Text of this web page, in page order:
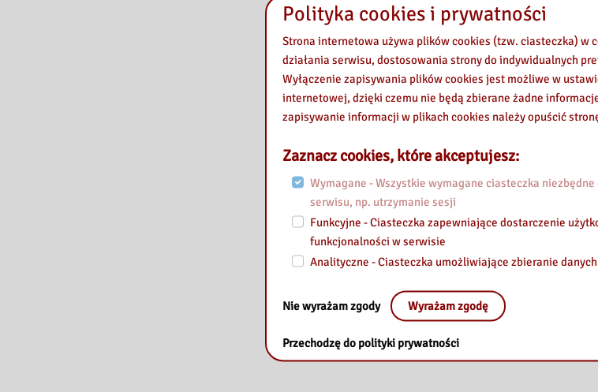
Polityka cookies i prywatności
Strona internetowa używa plików cookies (tzw. ciasteczka) w
działania serwisu, dostosowania strony do indywidualnych
Wyłączenie zapisywania plików cookies jest możliwe w
internetowej, dzięki czemu nie będą zbierane żadne
zapisywanie informacji w plikach cookies należy opuścić
Zaznacz cookies, które akceptujesz:
Wymagane - Wszystkie wymagane ciasteczka
serwisu, np. utrzymanie sesji
Funkcyjne - Ciasteczka zapewniające dostarczenie
funkcjonalności w serwisie
Analityczne - Ciasteczka umożliwiające zbieranie
Nie wyrażam zgody Wyrażam zgodę
Przechodzę do polityki prywatności